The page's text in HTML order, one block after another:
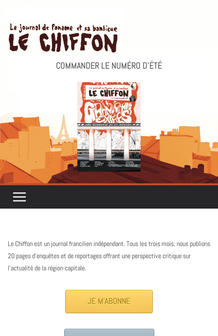
contenu
COMMANDER LE NUMÉRO D’ÉTÉ
Le Chiffon est un journal francilien indépendant. Tous les trois mois, nous publions
20 pages d’enquêtes et de reportages offrant une perspective critique sur
l’actualité de la région-capitale.
JE M'ABONNE